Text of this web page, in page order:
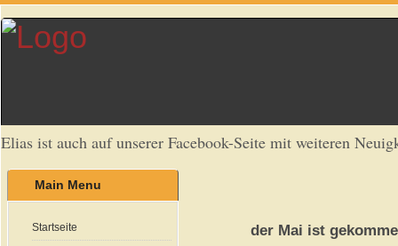
Elias ist auch auf unserer Facebook-Seite mit weiteren
Main Menu
Startseite der Mai ist